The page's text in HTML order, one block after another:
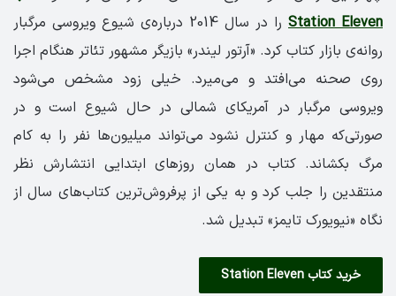
Station Eleven
را در سال 2014 درباره‌ی شیوع ویروسی مرگبار
روانه‌ی بازار کتاب کرد. «آرتور لیندر» بازیگر مشهور تئاتر هنگام اجرا
روی صحنه می‌افتد و می‌میرد. خیلی زود مشخص می‌شود
ویروسی مرگبار در آمریکای شمالی‌ در حال شیوع است و در
صورتی‌که مهار و کنترل نشود می‌تواند میلیون‌ها نفر را به کام
مرگ بکشاند. کتاب در همان روزهای ابتدایی انتشارش نظر
منتقدین را جلب کرد و به یکی از پرفروش‌ترین کتاب‌های سال از
نگاه «نیویورک تایمز» تبدیل شد.
خرید کتاب Station Eleven